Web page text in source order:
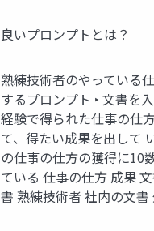
良いプロンプトとは？
熟練技術者のやっている
するプロンプト ‣ 文書を入
経験で得られた仕事の仕
て、得たい成果を出して
の仕事の仕方の獲得に10
ている 仕事の仕方 成果
書 熟練技術者 社内の文書